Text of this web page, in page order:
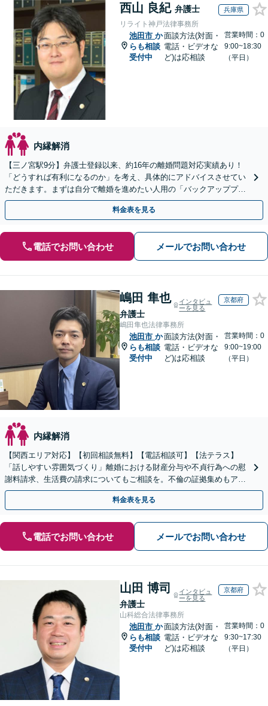
西山 良紀 弁護士 兵庫県
リライト神戸法律事務所
池田市 か
らも相談
受付中
面談方法(対面・
電話・ビデオな
ど)は応相談
営業時間：0
9:00~18:30
（平日）
内縁解消
【三ノ宮駅9分】弁護士登録以来、約16年の離婚問題対応実績あり！
「どうすれば有利になるのか」を考え、具体的にアドバイスさせてい
ただきます。まずは自分で離婚を進めたい人用の「バックアッププラ
ン」もあります【平日の初回相談無料】【当日相談可能】
料金表を見る
電話でお問い合わせ メールでお問い合わせ
嶋田 隼也
弁護士
インタビュ
ーを見る
京都府
嶋田隼也法律事務所
池田市 か
らも相談
受付中
面談方法(対面・
電話・ビデオな
ど)は応相談
営業時間：0
9:00~19:00
（平日）
内縁解消
【関西エリア対応】【初回相談無料】【電話相談可】【法テラス】
「話しやすい雰囲気づくり」離婚における財産分与や不貞行為への慰
謝料請求、生活費の請求についてもご相談を。不倫の証拠集めもアド
バイス可【夜間・休日面談】
料金表を見る
電話でお問い合わせ メールでお問い合わせ
山田 博司
弁護士
インタビュ
ーを見る
京都府
山科総合法律事務所
池田市 か
らも相談
受付中
面談方法(対面・
電話・ビデオな
ど)は応相談
営業時間：0
9:30~17:30
（平日）